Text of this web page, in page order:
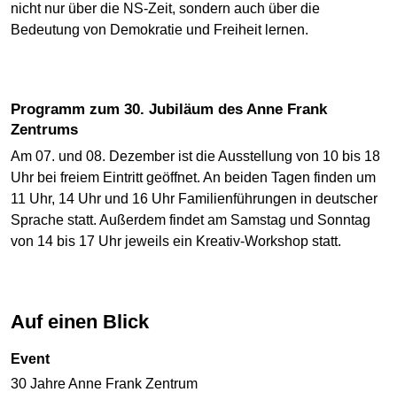
nicht nur über die NS-Zeit, sondern auch über die
Bedeutung von Demokratie und Freiheit lernen.
Programm zum 30. Jubiläum des Anne Frank
Zentrums
Am 07. und 08. Dezember ist die Ausstellung von 10 bis 18
Uhr bei freiem Eintritt geöffnet. An beiden Tagen finden um
11 Uhr, 14 Uhr und 16 Uhr Familienführungen in deutscher
Sprache statt. Außerdem findet am Samstag und Sonntag
von 14 bis 17 Uhr jeweils ein Kreativ-Workshop statt.
Auf einen Blick
Event
30 Jahre Anne Frank Zentrum